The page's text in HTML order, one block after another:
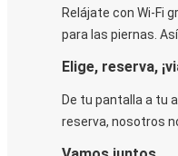
Relájate con Wi-Fi
para las piernas.
Elige, reserva,
De tu pantalla a tu
reserva, nosotros